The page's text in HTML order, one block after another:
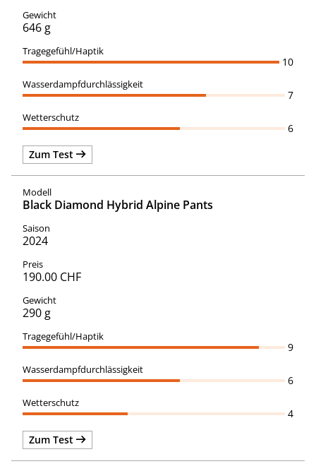
646 g
10
7
6
Zum Test
Black Diamond Hybrid Alpine Pants
2024
190.00 CHF
290 g
9
6
4
Zum Test